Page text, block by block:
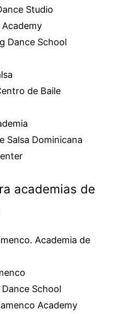
Studio
Academy
Dance School
de Baile
Salsa Dominicana
academias de
Academia de
School
Academy